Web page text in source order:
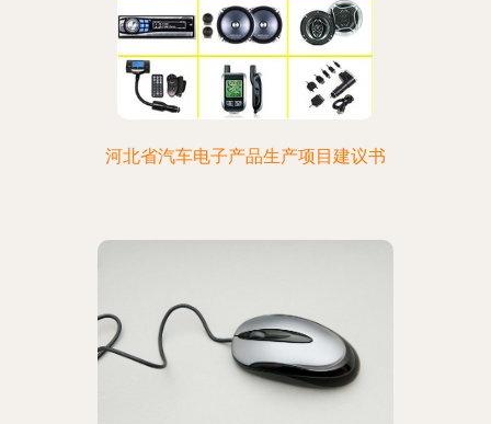
河北省汽车电子产品生产项目建议书